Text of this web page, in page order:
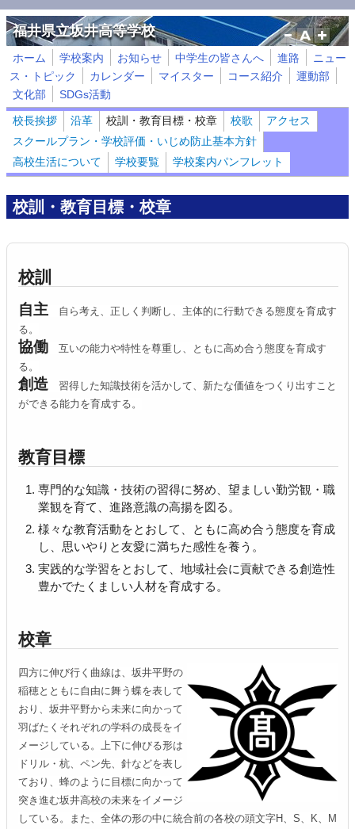
メインコンテンツに移動
福井県立坂井高等学校
ホーム 学校案内 お知らせ 中学生の皆さんへ 進路
ニュー
ス・トピック
カレンダー マイスター コース紹介
運動部
文化部
SDGs活動
校長挨拶 沿革 校訓・教育目標・校章 校歌
アクセス
スクールプラン・学校評価・いじめ防止基本方針
高校生活について
学校要覧 学校案内パンフレット
校訓・教育目標・校章
校訓
自主 自ら考え、正しく判断し、主体的に行動できる態度を育成す
る。
協働 互いの能力や特性を尊重し、ともに高め合う態度を育成す
る。
創造 習得した知識技術を活かして、新たな価値をつくり出すこと
ができる能力を育成する。
教育目標
専門的な知識・技術の習得に努め、望ましい勤労観・職
業観を育て、進路意識の高揚を図る。
様々な教育活動をとおして、ともに高め合う態度を育成
し、思いやりと友愛に満ちた感性を養う。
実践的な学習をとおして、地域社会に貢献できる創造性
豊かでたくましい人材を育成する。
校章
四方に伸び行く曲線は、坂井平野の
稲穂とともに自由に舞う蝶を表して
おり、坂井平野から未来に向かって
羽ばたくそれぞれの学科の成長をイ
メージしている。上下に伸びる形は
ドリル・杭、ペン先、針などを表し
ており、蜂のように目標に向かって
突き進む坂井高校の未来をイメージ
している。また、全体の形の中に統合前の各校の頭文字H、S、K、M